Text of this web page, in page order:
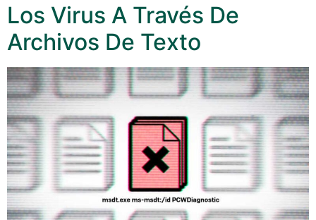
Los Virus A Través De
Archivos De Texto